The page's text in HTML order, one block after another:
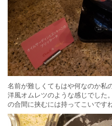
名前が難しくてもはや何なのか私
洋風オムレツのような感じでした
の合間に挟むには持ってこいですね